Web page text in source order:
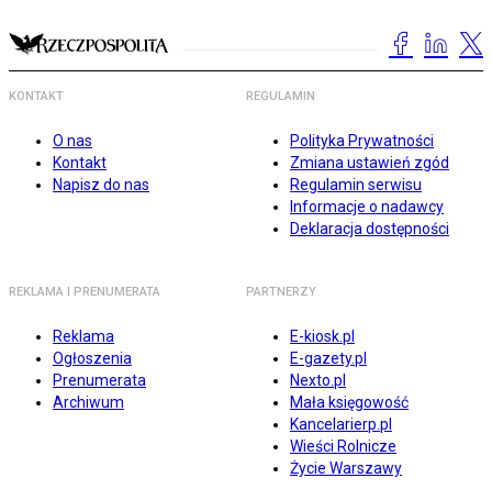
KONTAKT
O nas
Kontakt
Napisz do nas
REGULAMIN
Polityka Prywatności
Zmiana ustawień zgód
Regulamin serwisu
Informacje o nadawcy
Deklaracja dostępności
REKLAMA I PRENUMERATA
Reklama
Ogłoszenia
Prenumerata
Archiwum
PARTNERZY
E-kiosk.pl
E-gazety.pl
Nexto.pl
Mała księgowość
Kancelarierp.pl
Wieści Rolnicze
Życie Warszawy